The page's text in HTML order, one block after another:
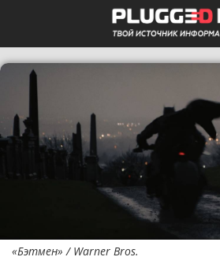
«Бэтмен» / Warner Bros.